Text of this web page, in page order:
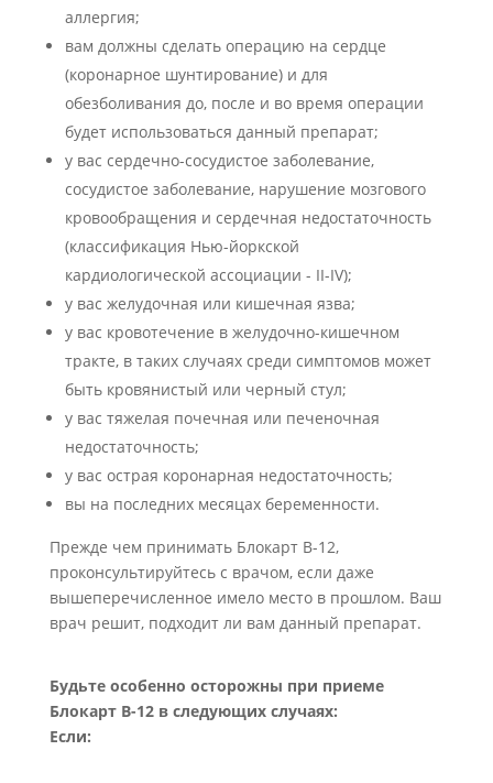
аллергия;
вам должны сделать операцию на сердце
(коронарное шунтирование) и для
обезболивания до, после и во время операции
будет использоваться данный препарат;
у вас сердечно-сосудистое заболевание,
сосудистое заболевание, нарушение мозгового
кровообращения и сердечная недостаточность
(классификация Нью-йоркской
кардиологической ассоциации - II-IV);
у вас желудочная или кишечная язва;
у вас кровотечение в желудочно-кишечном
тракте, в таких случаях среди симптомов может
быть кровянистый или черный стул;
у вас тяжелая почечная или печеночная
недостаточность;
у вас острая коронарная недостаточность;
вы на последних месяцах беременности.
Прежде чем принимать Блокарт В-12,
проконсультируйтесь с врачом, если даже
вышеперечисленное имело место в прошлом. Ваш
врач решит, подходит ли вам данный препарат.
Будьте особенно осторожны при приеме
Блокарт В-12 в следующих случаях:
Если: